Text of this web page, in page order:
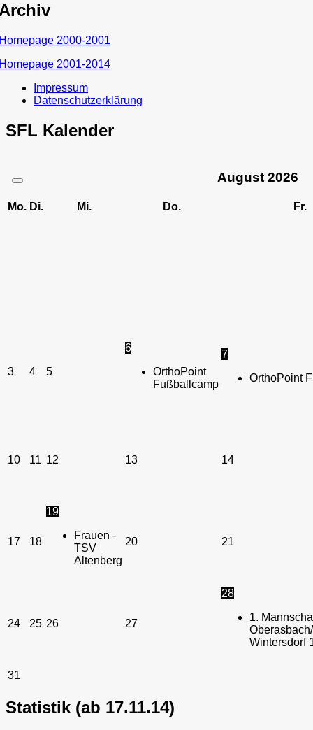
2000-2001
2001-2014
Impressum
Datenschutzerklärung
SFL Kalender
August 2026
Mo. Di. Mi. Do. Fr.
3 4 5
6
OrthoPoint
Fußballcamp
7
OrthoPoint
10 11 12 13 14
17 18
19
Frauen -
TSV
Altenberg
20 21
24 25 26 27
28
1.
Wintersdorf
31
Statistik (ab 17.11.14)